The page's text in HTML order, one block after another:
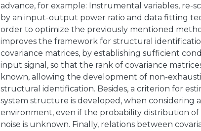
advance, for example: Instrumental variables, re-
by an input-output power ratio and data fitting
order to optimize the previously mentioned
improves the framework for structural
covariance matrices, by establishing sufficient
input signal, so that the rank of covariance
known, allowing the development of non-
structural identification. Besides, a criterion for
system structure is developed, when considering
environment, even if the probability distribution
noise is unknown. Finally, relations between